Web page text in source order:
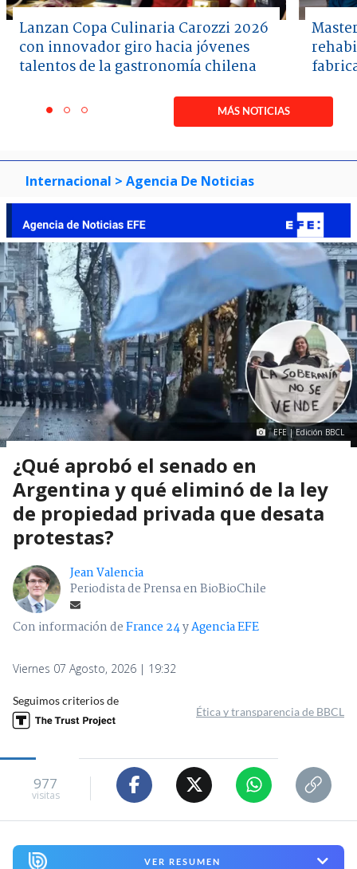
Lanzan Copa Culinaria Carozzi 2026
con innovador giro hacia jóvenes
talentos de la gastronomía chilena
itemitemitem
MÁS NOTICIAS
Internacional > Agencia De Noticias
EFE | Edición BBCL
¿Qué aprobó el senado en
Argentina y qué eliminó de la ley
de propiedad privada que desata
protestas?
Jean Valencia
Periodista de Prensa en BioBioChile
Con información deFrance 24yAgencia EFE
Viernes 07 Agosto, 2026 | 19:32
Seguimos criterios de
Ética y transparencia de BBCL
977
visitas
VER RESUMEN